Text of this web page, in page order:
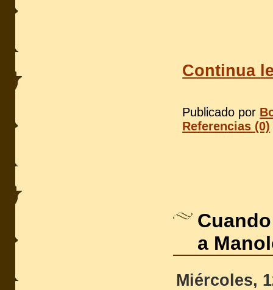
Continua
Publicado por
Referencias (0)
a
Miércoles,